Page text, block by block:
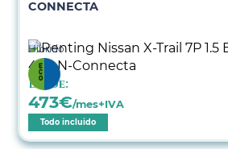
CONNECTA
Híbrido
Desde:
473€/mes+IVA
Todo incluido